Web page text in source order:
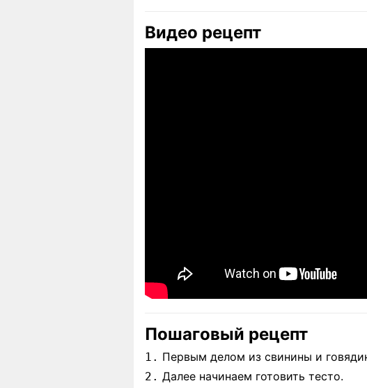
Видео рецепт
Пошаговый рецепт
1. Первым делом из свинины и
2. Далее начинаем готовить тесто.